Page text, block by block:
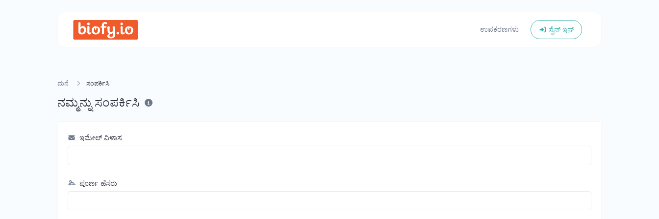
ಉಪಕರಣಗಳು ಸೈನ್ ಇನ್
ಮನೆ ಸಂಪರ್ಕಿಸಿ
ನಮ್ಮನ್ನು ಸಂಪರ್ಕಿಸಿ
ಇಮೇಲ್ ವಿಳಾಸ
ಪೂರ್ಣ ಹೆಸರು